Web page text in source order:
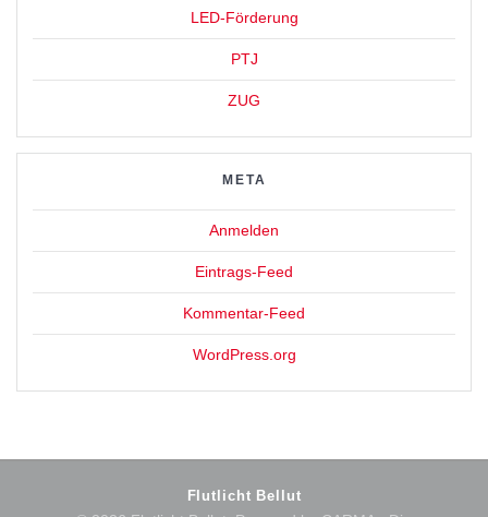
LED-Förderung
PTJ
ZUG
META
Anmelden
Eintrags-Feed
Kommentar-Feed
WordPress.org
Flutlicht Bellut